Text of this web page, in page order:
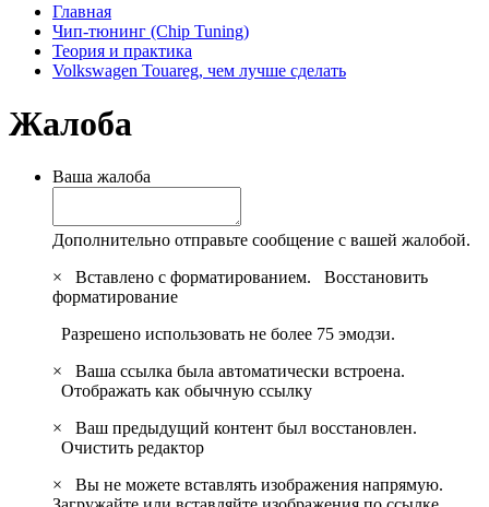
Главная
Чип-тюнинг (Chip Tuning)
Теория и практика
Volkswagen Touareg, чем лучше сделать
Жалоба
Ваша жалоба
Дополнительно отправьте сообщение с вашей жалобой.
×
Вставлено с форматированием. Восстановить
форматирование
Разрешено использовать не более 75 эмодзи.
×
Ваша ссылка была автоматически встроена.
Отображать как обычную ссылку
×
Ваш предыдущий контент был восстановлен.
Очистить редактор
×
Вы не можете вставлять изображения напрямую.